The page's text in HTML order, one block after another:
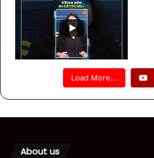
Load More...
About us